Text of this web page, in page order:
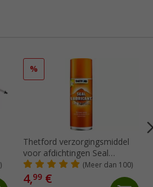
%
Thetford verzorgingsmiddel
voor afdichtingen Seal
Lubricant
(Meer dan 100)
4,99 €